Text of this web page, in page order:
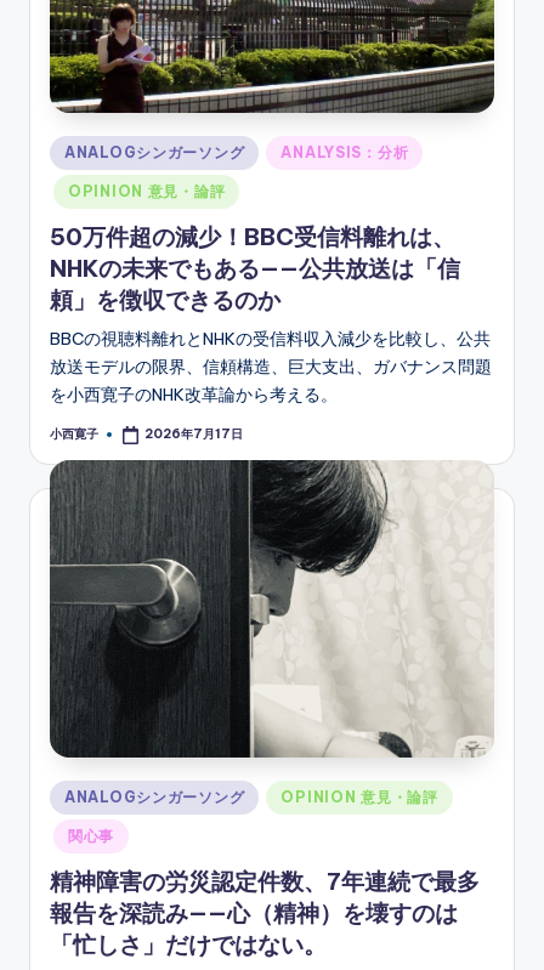
Posted
in
ANALOGシンガーソング ANALYSIS：分析
OPINION 意見・論評
50万件超の減少！BBC受信料離れは、
NHKの未来でもある——公共放送は「信
頼」を徴収できるのか
BBCの視聴料離れとNHKの受信料収入減少を比較し、公共
放送モデルの限界、信頼構造、巨大支出、ガバナンス問題
を小西寛子のNHK改革論から考える。
Posted
小西寛子 2026年7月17日
Posted
in
ANALOGシンガーソング OPINION 意見・論評
関心事
精神障害の労災認定件数、7年連続で最多
報告を深読み——心（精神）を壊すのは
「忙しさ」だけではない。